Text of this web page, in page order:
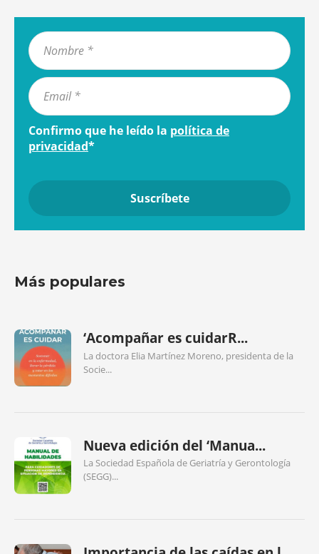
Confirmo que he leído la política de
privacidad*
Más populares
‘Acompañar es cuidarR...
La doctora Elia Martínez Moreno, presidenta de la
Socie...
Nueva edición del ‘Manua...
La Sociedad Española de Geriatría y Gerontología
(SEGG)...